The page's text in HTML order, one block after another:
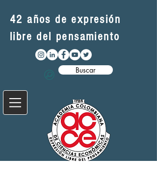
42 años de expresión
libre del pensamiento
Buscar